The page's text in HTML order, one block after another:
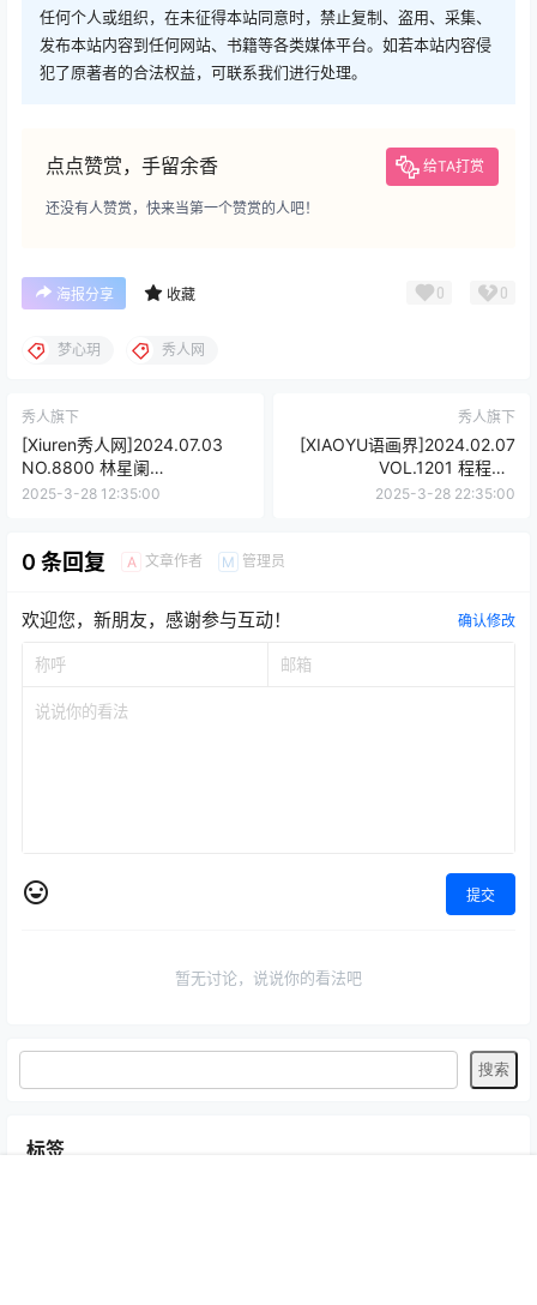
任何个人或组织，在未征得本站同意时，禁止复制、盗用、采集、
发布本站内容到任何网站、书籍等各类媒体平台。如若本站内容侵
犯了原著者的合法权益，可联系我们进行处理。
点点赞赏，手留余香 给TA打赏
还没有人赞赏，快来当第一个赞赏的人吧！
海报分享 收藏 0 0
梦心玥 秀人网
秀人旗下
[Xiuren秀人网]2024.07.03
NO.8800 林星阑
[80+1P/741MB]
2025-3-28 12:35:00
秀人旗下
[XIAOYU语画界]2024.02.07
VOL.1201 程程程-
[81+1P/674MB]
2025-3-28 22:35:00
0 条回复 A 文章作者 M 管理员
欢迎您，新朋友，感谢参与互动！ 确认修改
提交
暂无讨论，说说你的看法吧
标签